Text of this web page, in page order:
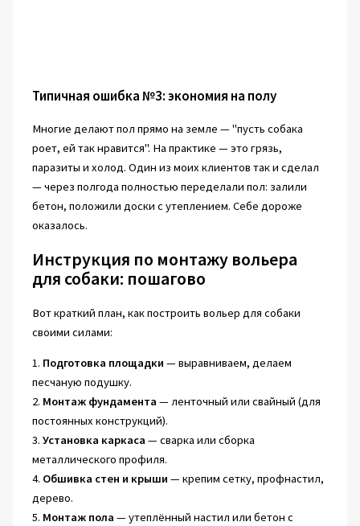
Типичная ошибка №3: экономия на полу
Многие делают пол прямо на земле — "пусть собака
роет, ей так нравится". На практике — это грязь,
паразиты и холод. Один из моих клиентов так и сделал
— через полгода полностью переделали пол: залили
бетон, положили доски с утеплением. Себе дороже
оказалось.
Инструкция по монтажу вольера
для собаки: пошагово
Вот краткий план, как построить вольер для собаки
своими силами:
1. Подготовка площадки — выравниваем, делаем
песчаную подушку.
2. Монтаж фундамента — ленточный или свайный (для
постоянных конструкций).
3. Установка каркаса — сварка или сборка
металлического профиля.
4. Обшивка стен и крыши — крепим сетку, профнастил,
дерево.
5. Монтаж пола — утеплённый настил или бетон с